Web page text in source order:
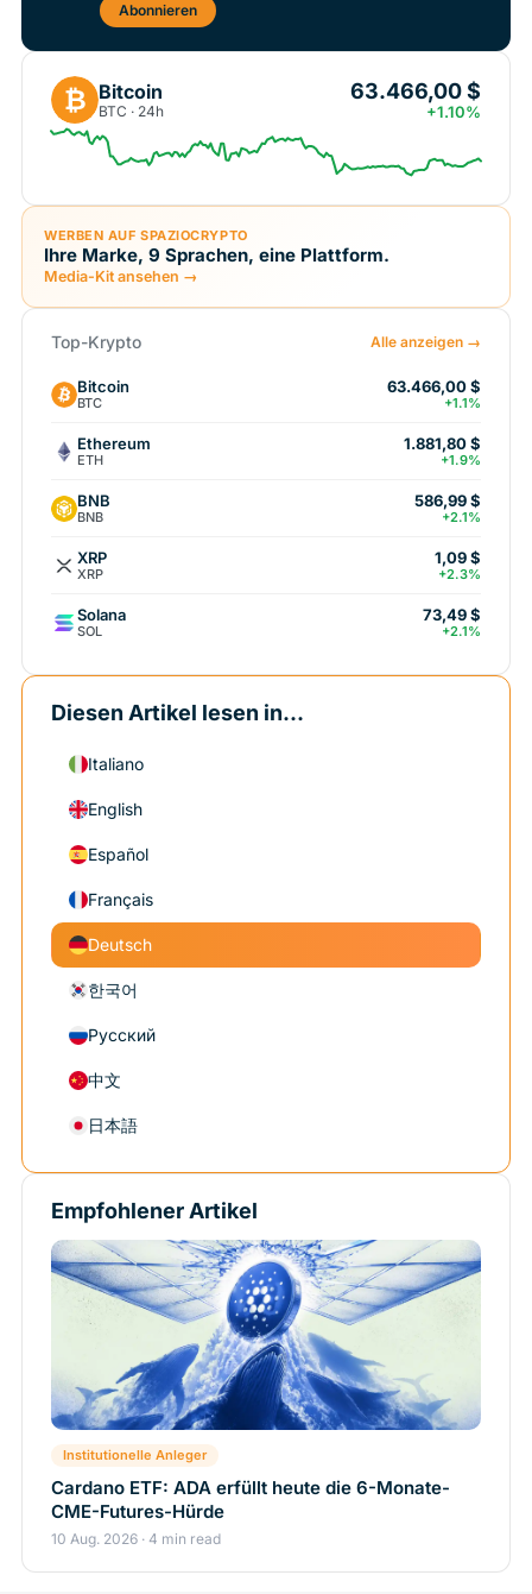
Abonnieren
₿ Bitcoin
BTC · 24h
63.466,00 $
+1.10%
WERBEN AUF SPAZIOCRYPTO
Ihre Marke, 9 Sprachen, eine Plattform.
Media-Kit ansehen →
Top-Krypto Alle anzeigen →
Bitcoin
BTC
63.466,00 $
+1.1%
Ethereum
ETH
1.881,80 $
+1.9%
BNB
BNB
586,99 $
+2.1%
XRP
XRP
1,09 $
+2.3%
Solana
SOL
73,49 $
+2.1%
Diesen Artikel lesen in...
Italiano
English
Español
Français
Deutsch
한국어
Русский
中文
日本語
Empfohlener Artikel
Institutionelle Anleger
Cardano ETF: ADA erfüllt heute die 6-Monate-
CME-Futures-Hürde
10 Aug. 2026 · 4 min read